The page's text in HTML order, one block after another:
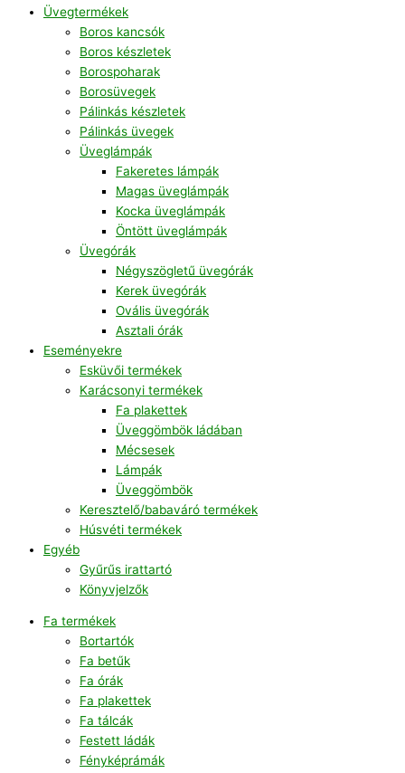
Üvegtermékek
Boros kancsók
Boros készletek
Borospoharak
Borosüvegek
Pálinkás készletek
Pálinkás üvegek
Üveglámpák
Fakeretes lámpák
Magas üveglámpák
Kocka üveglámpák
Öntött üveglámpák
Üvegórák
Négyszögletű üvegórák
Kerek üvegórák
Ovális üvegórák
Asztali órák
Eseményekre
Esküvői termékek
Karácsonyi termékek
Fa plakettek
Üveggömbök ládában
Mécsesek
Lámpák
Üveggömbök
Keresztelő/babaváró termékek
Húsvéti termékek
Egyéb
Gyűrűs irattartó
Könyvjelzők
Fa termékek
Bortartók
Fa betűk
Fa órák
Fa plakettek
Fa tálcák
Festett ládák
Fényképrámák